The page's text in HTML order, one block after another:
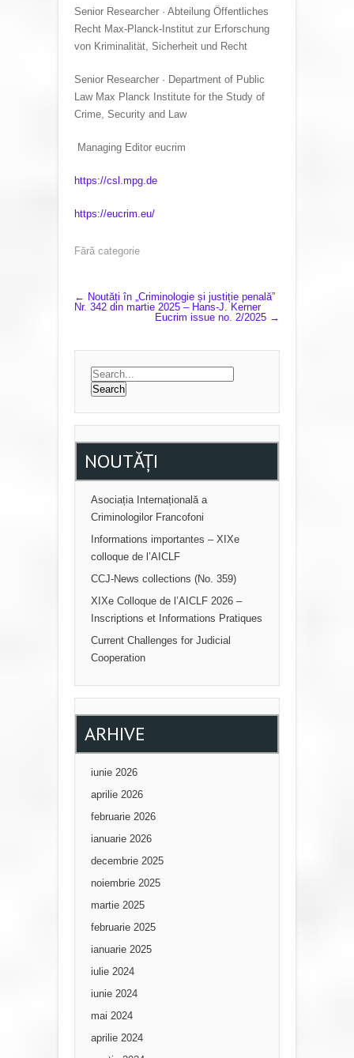
Senior Researcher · Abteilung Öffentliches
Recht Max-Planck-Institut zur Erforschung
von Kriminalität, Sicherheit und Recht
Senior Researcher · Department of Public
Law Max Planck Institute for the Study of
Crime, Security and Law
Managing Editor eucrim
https://csl.mpg.de
https://eucrim.eu/
Fără categorie
P
S
A
V
← Noutăți în „Criminologie și justiție penală”
Nr. 342 din martie 2025 – Hans-J. Kerner
Eucrim issue no. 2/2025 →
NOUTĂȚI
Asociația Internațională a
Criminologilor Francofoni
Informations importantes – XIXe
colloque de l’AICLF
CCJ-News collections (No. 359)
XIXe Colloque de l’AICLF 2026 –
Inscriptions et Informations Pratiques
Current Challenges for Judicial
Cooperation
ARHIVE
iunie 2026
aprilie 2026
februarie 2026
ianuarie 2026
decembrie 2025
noiembrie 2025
martie 2025
februarie 2025
ianuarie 2025
iulie 2024
iunie 2024
mai 2024
aprilie 2024